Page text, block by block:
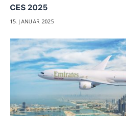
CES 2025
15. JANUAR 2025